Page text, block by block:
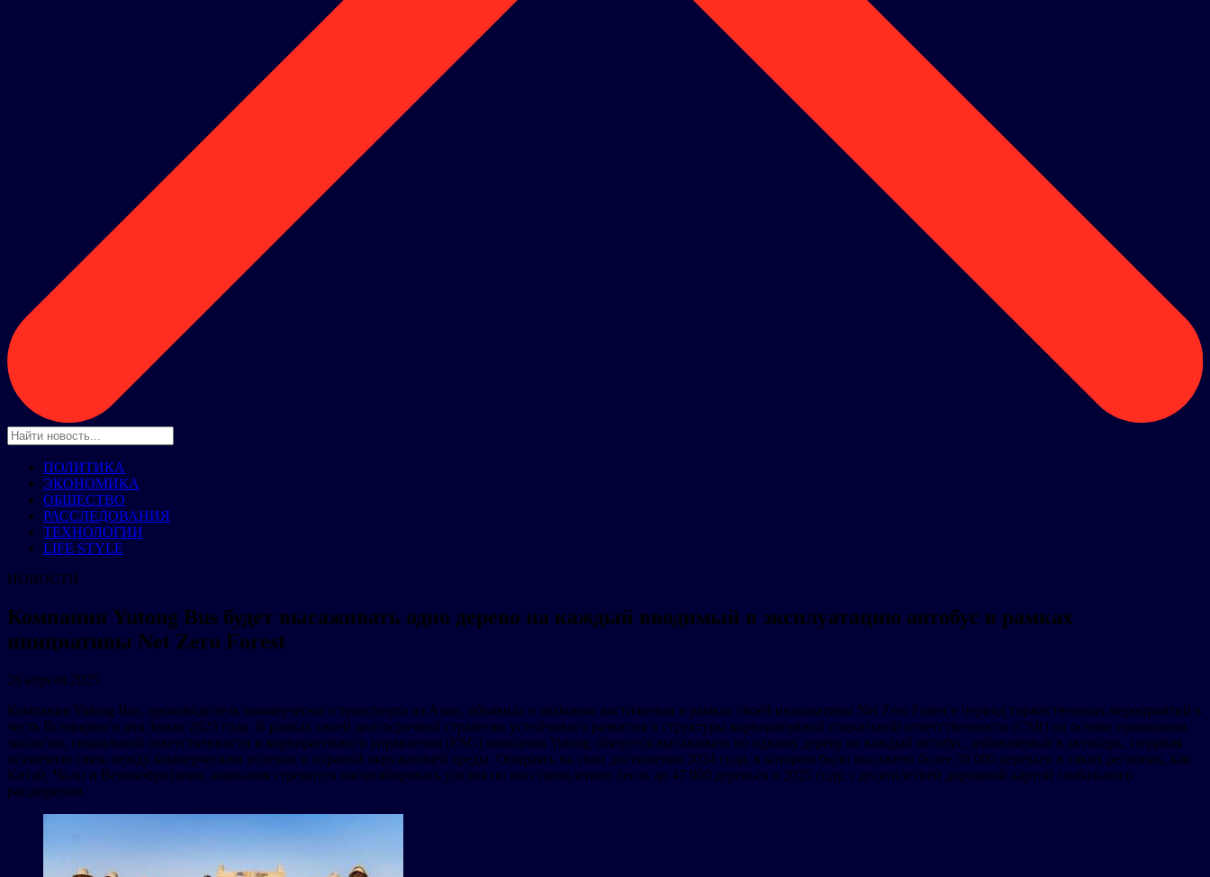
ПОЛИТИКА
ЭКОНОМИКА
ОБЩЕСТВО
РАССЛЕДОВАНИЯ
ТЕХНОЛОГИИ
LIFE STYLE
НОВОСТИ
Компания Yutong Bus будет высаживать одно дерево на каждый вводимый в эксплуатацию автобус в рамках
инициативы Net Zero Forest
28 апреля 2025
Компания Yutong Bus, производитель коммерческого транспорта из Азии, объявила о знаковом достижении в рамках своей инициативы Net Zero Forest в период торжественных мероприятий в
честь Всемирного дня Земли 2025 года. В рамках своей долгосрочной стратегии устойчивого развития и структуры корпоративной социальной ответственности (CSR) на основе принципов
экологии, социальной ответственности и корпоративного управления (ESG) компания Yutong обязуется высаживать по одному дереву на каждый автобус, добавляемый в автопарк, создавая
осязаемую связь между коммерческим успехом и охраной окружающей среды. Опираясь на свои достижения 2024 года, в котором было высажено более 36 000 деревьев в таких регионах, как
Китай, Чили и Великобритания, компания стремится масштабировать усилия по восстановлению лесов до 47 000 деревьев в 2025 году, с десятилетней дорожной картой глобального
расширения.